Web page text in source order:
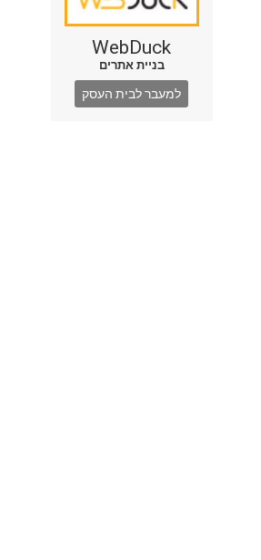
WebDuck
בניית אתרים
למעבר לבית העסק